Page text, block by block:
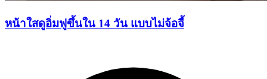
หน้าใสดูอิ่มฟูขึ้นใน 14 วัน แบบไม่จ้อจี้